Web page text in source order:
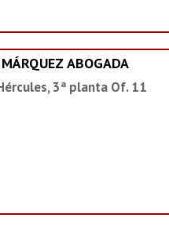
ABOGADA
3ª planta Of. 11